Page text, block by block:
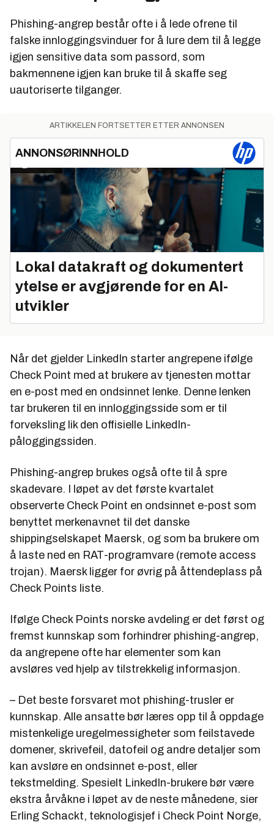
Phishing-angrep består ofte i å lede ofrene til
falske innloggingsvinduer for å lure dem til å legge
igjen sensitive data som passord, som
bakmennene igjen kan bruke til å skaffe seg
uautoriserte tilganger.
ARTIKKELEN FORTSETTER ETTER ANNONSEN
ANNONSØRINNHOLD
Lokal datakraft og dokumentert
ytelse er avgjørende for en AI-
utvikler
Når det gjelder LinkedIn starter angrepene ifølge
Check Point med at brukere av tjenesten mottar
en e-post med en ondsinnet lenke. Denne lenken
tar brukeren til en innloggingsside som er til
forveksling lik den offisielle LinkedIn-
påloggingssiden.
Phishing-angrep brukes også ofte til å spre
skadevare. I løpet av det første kvartalet
observerte Check Point en ondsinnet e-post som
benyttet merkenavnet til det danske
shippingselskapet Maersk, og som ba brukere om
å laste ned en RAT-programvare (remote access
trojan). Maersk ligger for øvrig på åttendeplass på
Check Points liste.
Ifølge Check Points norske avdeling er det først og
fremst kunnskap som forhindrer phishing-angrep,
da angrepene ofte har elementer som kan
avsløres ved hjelp av tilstrekkelig informasjon.
– Det beste forsvaret mot phishing-trusler er
kunnskap. Alle ansatte bør læres opp til å oppdage
mistenkelige uregelmessigheter som feilstavede
domener, skrivefeil, datofeil og andre detaljer som
kan avsløre en ondsinnet e-post, eller
tekstmelding. Spesielt LinkedIn-brukere bør være
ekstra årvåkne i løpet av de neste månedene, sier
Erling Schackt, teknologisjef i Check Point Norge,